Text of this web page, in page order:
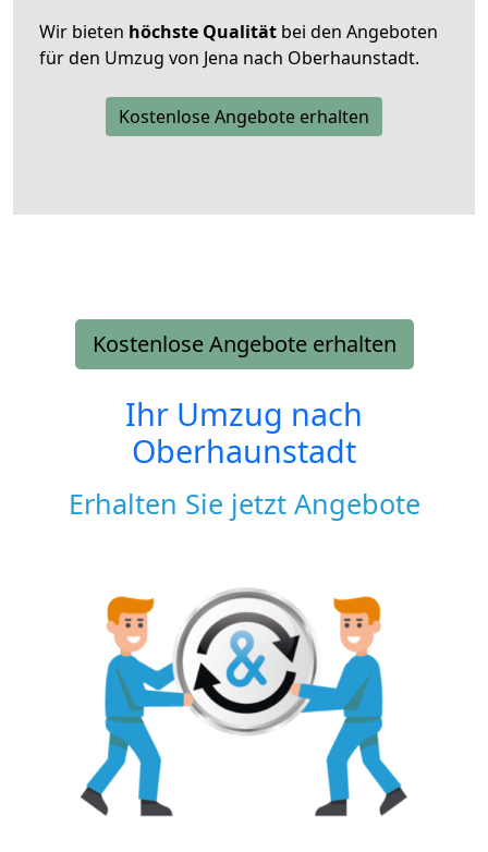
Wir bieten höchste Qualität bei den Angeboten
für den Umzug von Jena nach Oberhaunstadt.
Kostenlose Angebote erhalten
Kostenlose Angebote erhalten
Ihr Umzug nach
Oberhaunstadt
Erhalten Sie jetzt Angebote